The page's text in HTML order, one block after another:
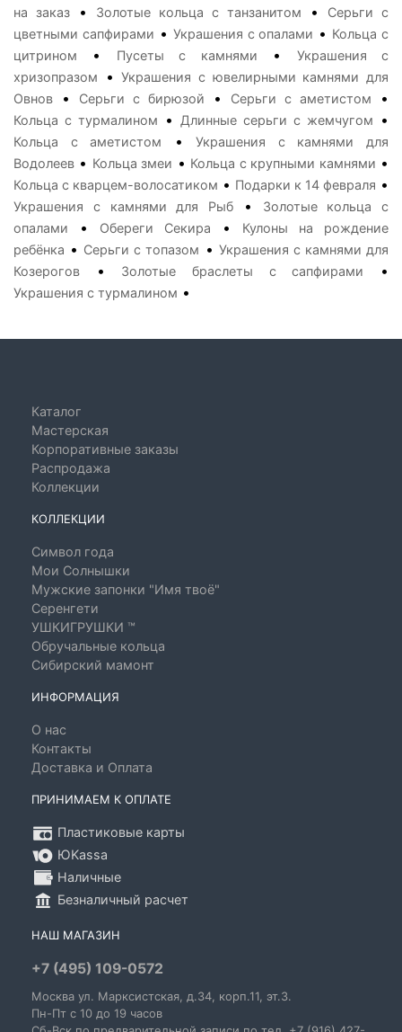
на заказ • Золотые кольца с танзанитом •
Серьги с
цветными сапфирами • Украшения с опалами • Кольца с
цитрином
• Пусеты с камнями •
Украшения с
хризопразом
•Украшения с ювелирными камнями для
Овнов • Серьги с бирюзой • Серьги с аметистом •
Кольца с турмалином • Длинные серьги с жемчугом •
Кольца с аметистом •Украшения с камнями для
Водолеев • Кольца змеи • Кольца с крупными камнями •
Кольца с кварцем-волосатиком • Подарки к 14 февраля •
Украшения с камнями для Рыб •
Золотые кольца с
опалами
• Обереги Секира •
Кулоны на рождение
ребёнка • Серьги с топазом • Украшения с камнями для
Козерогов • Золотые браслеты с сапфирами •
Украшения с турмалином •
Каталог
Мастерская
Корпоративные заказы
Распродажа
Коллекции
КОЛЛЕКЦИИ
Символ года
Мои Солнышки
Мужские запонки "Имя твоё"
Серенгети
УШКИГРУШКИ ™
Обручальные кольца
Сибирский мамонт
ИНФОРМАЦИЯ
О нас
Контакты
Доставка и Оплата
ПРИНИМАЕМ К ОПЛАТЕ
Пластиковые карты
ЮKassa
Наличные
Безналичный расчет
НАШ МАГАЗИН
+7 (495) 109-0572
Москва ул. Марксистская , д.34, корп.11, эт.3.
Пн-Пт c 10 до 19 часов